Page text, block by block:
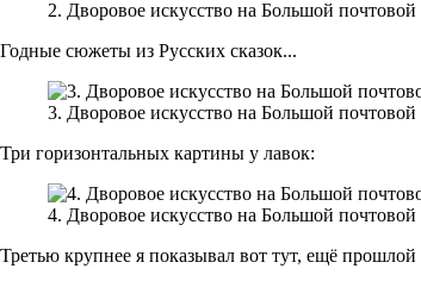
2. Дворовое искусство на Большой
Годные сюжеты из Русских сказок...
3. Дворовое искусство на Большой
Три горизонтальных картины у лавок:
4. Дворовое искусство на Большой
Третью крупнее я показывал вот тут, ещё прошлой